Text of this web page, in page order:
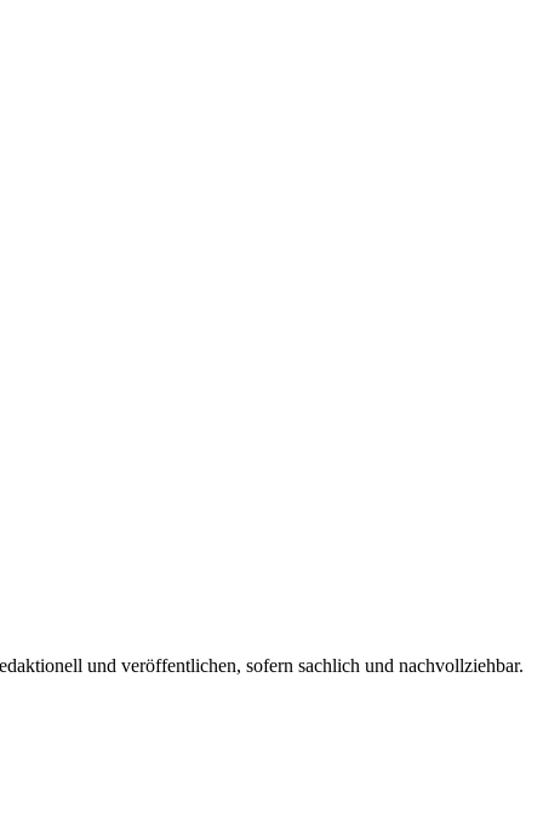
und veröffentlichen, sofern sachlich und nachvollziehbar.